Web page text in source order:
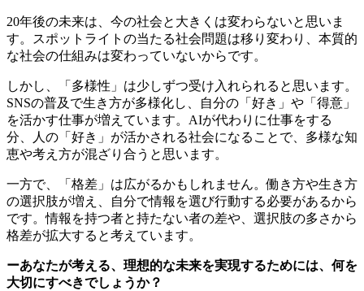
20年後の未来は、今の社会と大きくは変わらないと思いま
す。スポットライトの当たる社会問題は移り変わり、本質的
な社会の仕組みは変わっていないからです。
しかし、「多様性」は少しずつ受け入れられると思います。
SNSの普及で生き方が多様化し、自分の「好き」や「得意」
を活かす仕事が増えています。AIが代わりに仕事をする
分、人の「好き」が活かされる社会になることで、多様な知
恵や考え方が混ざり合うと思います。
一方で、「格差」は広がるかもしれません。働き方や生き方
の選択肢が増え、自分で情報を選び行動する必要があるから
です。情報を持つ者と持たない者の差や、選択肢の多さから
格差が拡大すると考えています。
ーあなたが考える、理想的な未来を実現するためには、何を
大切にすべきでしょうか？